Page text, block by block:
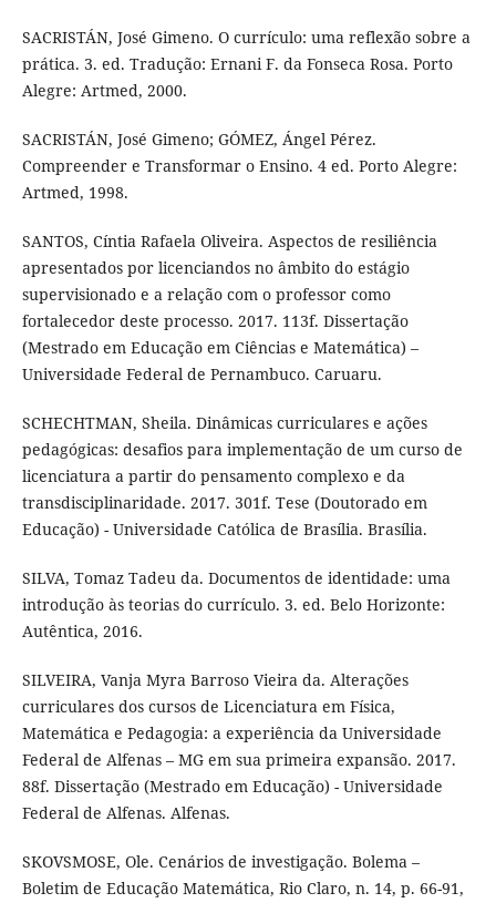
SACRISTÁN, José Gimeno. O currículo: uma reflexão sobre a
prática. 3. ed. Tradução: Ernani F. da Fonseca Rosa. Porto
Alegre: Artmed, 2000.
SACRISTÁN, José Gimeno; GÓMEZ, Ángel Pérez.
Compreender e Transformar o Ensino. 4 ed. Porto Alegre:
Artmed, 1998.
SANTOS, Cíntia Rafaela Oliveira. Aspectos de resiliência
apresentados por licenciandos no âmbito do estágio
supervisionado e a relação com o professor como
fortalecedor deste processo. 2017. 113f. Dissertação
(Mestrado em Educação em Ciências e Matemática) –
Universidade Federal de Pernambuco. Caruaru.
SCHECHTMAN, Sheila. Dinâmicas curriculares e ações
pedagógicas: desafios para implementação de um curso de
licenciatura a partir do pensamento complexo e da
transdisciplinaridade. 2017. 301f. Tese (Doutorado em
Educação) - Universidade Católica de Brasília. Brasília.
SILVA, Tomaz Tadeu da. Documentos de identidade: uma
introdução às teorias do currículo. 3. ed. Belo Horizonte:
Autêntica, 2016.
SILVEIRA, Vanja Myra Barroso Vieira da. Alterações
curriculares dos cursos de Licenciatura em Física,
Matemática e Pedagogia: a experiência da Universidade
Federal de Alfenas – MG em sua primeira expansão. 2017.
88f. Dissertação (Mestrado em Educação) - Universidade
Federal de Alfenas. Alfenas.
SKOVSMOSE, Ole. Cenários de investigação. Bolema –
Boletim de Educação Matemática, Rio Claro, n. 14, p. 66-91,